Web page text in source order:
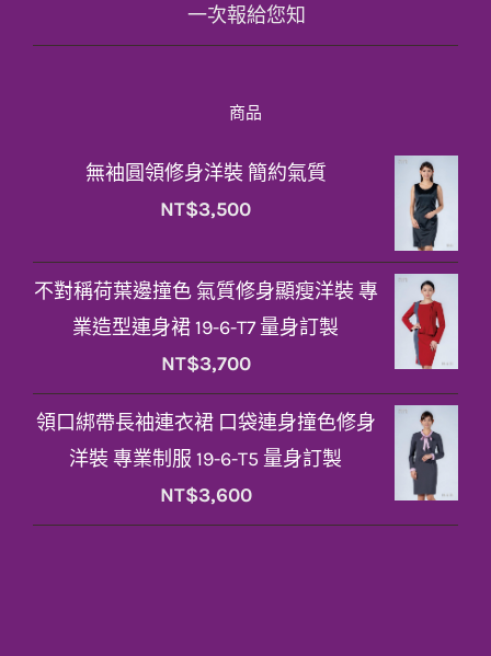
一次報給您知
商品
無袖圓領修身洋裝 簡約氣質
NT$3,500
不對稱荷葉邊撞色 氣質修身顯瘦洋裝 專
業造型連身裙 19-6-T7 量身訂製
NT$3,700
領口綁帶長袖連衣裙 口袋連身撞色修身
洋裝 專業制服 19-6-T5 量身訂製
NT$3,600